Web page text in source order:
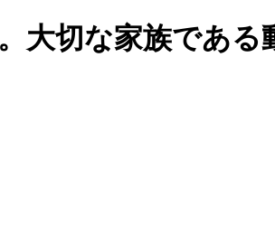
大切な家族であ